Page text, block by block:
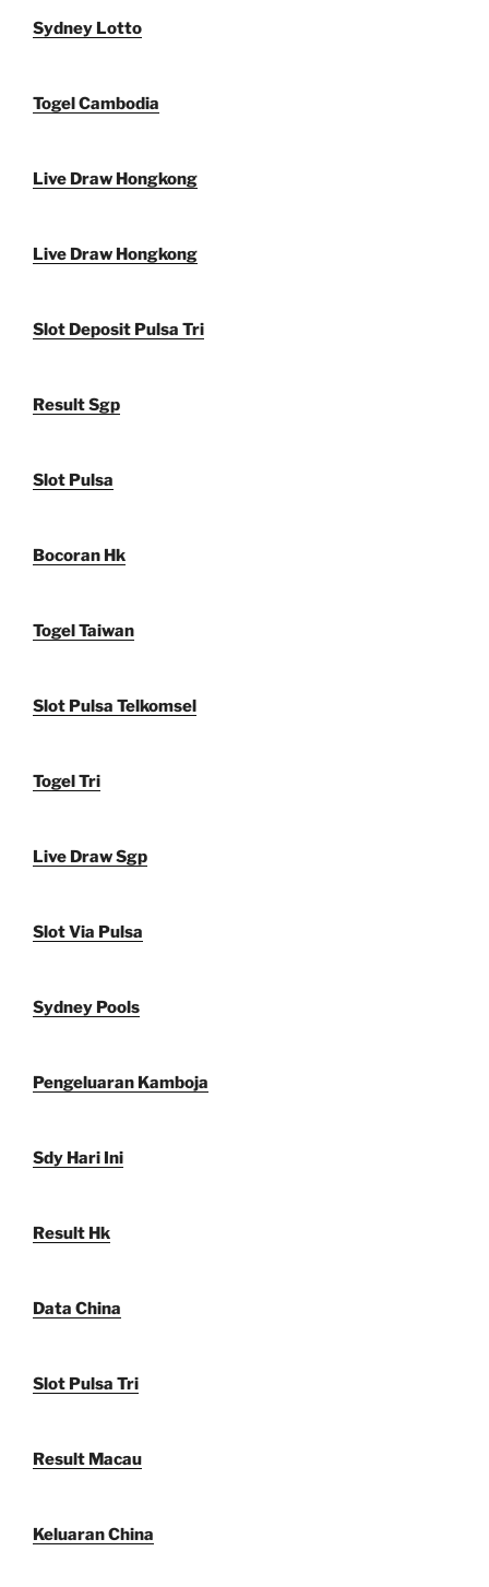
Sydney Lotto
Togel Cambodia
Live Draw Hongkong
Live Draw Hongkong
Slot Deposit Pulsa Tri
Result Sgp
Slot Pulsa
Bocoran Hk
Togel Taiwan
Slot Pulsa Telkomsel
Togel Tri
Live Draw Sgp
Slot Via Pulsa
Sydney Pools
Pengeluaran Kamboja
Sdy Hari Ini
Result Hk
Data China
Slot Pulsa Tri
Result Macau
Keluaran China